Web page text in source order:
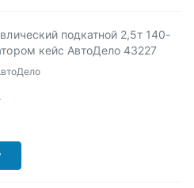
подкатной 2,5т 140-
кейс АвтоДело 43227